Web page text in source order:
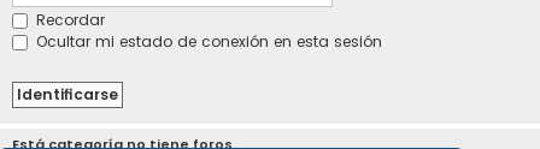
Recordar
Ocultar mi estado de conexión en esta sesión
Está categoría no tiene foros.